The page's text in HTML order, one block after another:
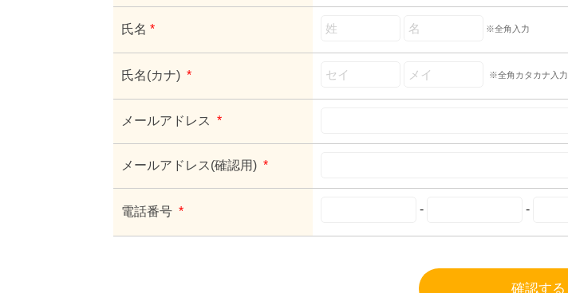
氏名 * ※全角入力
氏名(カナ) * ※全角カタカナ入力
メールアドレス *
メールアドレス(確認用) *
電話番号 * - -
確認する